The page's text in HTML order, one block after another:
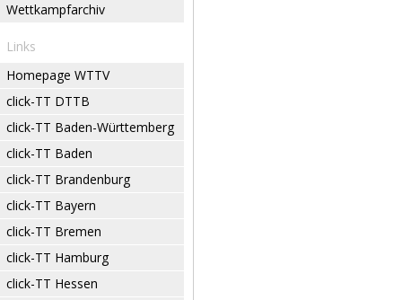
Wettkampfarchiv
Links
Homepage WTTV
click-TT DTTB
click-TT Baden-Württemberg
click-TT Baden
click-TT Brandenburg
click-TT Bayern
click-TT Bremen
click-TT Hamburg
click-TT Hessen